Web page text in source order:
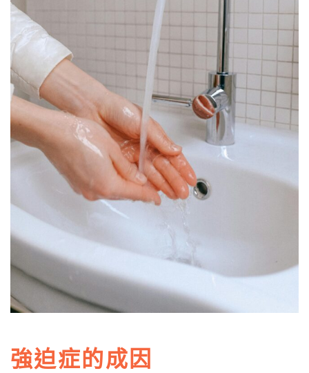
強迫症的成因